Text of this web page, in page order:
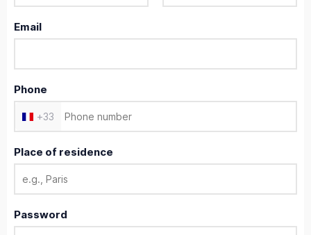
Email
Phone
+33
Place of residence
Password